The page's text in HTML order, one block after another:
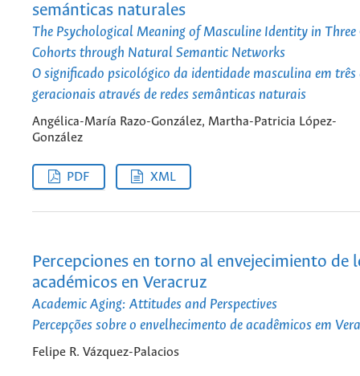
semánticas naturales
The Psychological Meaning of Masculine Identity in
Cohorts through Natural Semantic Networks
O significado psicológico da identidade masculina em três
geracionais através de redes semânticas naturais
Angélica-María Razo-González, Martha-Patricia López-
González
PDF XML
Percepciones en torno al envejecimiento de
académicos en Veracruz
Academic Aging: Attitudes and Perspectives
Percepções sobre o envelhecimento de acadêmicos em
Felipe R. Vázquez-Palacios